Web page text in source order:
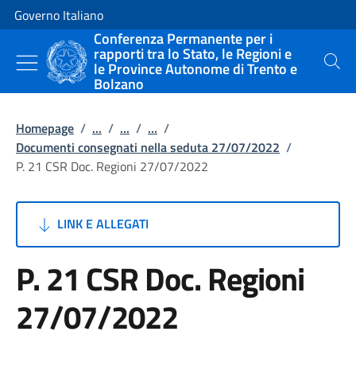
Vai al contenuto
Vai alla navigazione del sito
Governo Italiano
Conferenza Permanente per i
rapporti tra lo Stato, le Regioni e
le Province Autonome di Trento e
Bolzano
Cerca
Homepage / ... / ... / ... /
Documenti consegnati nella seduta 27/07/2022 /
P. 21 CSR Doc. Regioni 27/07/2022
LINK E ALLEGATI
P. 21 CSR Doc. Regioni
27/07/2022